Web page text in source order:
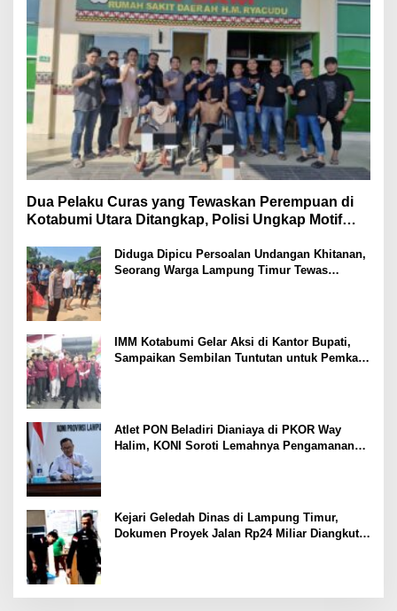
Dua Pelaku Curas yang Tewaskan Perempuan di
Kotabumi Utara Ditangkap, Polisi Ungkap Motif
Diduga Dipicu Persoalan Undangan Khitanan,
Seorang Warga Lampung Timur Tewas
IMM Kotabumi Gelar Aksi di Kantor Bupati,
Sampaikan Sembilan Tuntutan untuk Pemkab
Atlet PON Beladiri Dianiaya di PKOR Way
Halim, KONI Soroti Lemahnya Pengamanan
Kejari Geledah Dinas di Lampung Timur,
Dokumen Proyek Jalan Rp24 Miliar Diangkut